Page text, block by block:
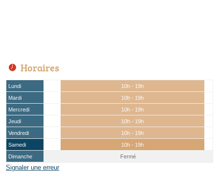
Horaires
Lundi
10h - 19h
Mardi
10h - 19h
Mercredi
10h - 19h
Jeudi
10h - 19h
Vendredi
10h - 19h
Samedi
10h - 19h
Dimanche
Fermé
Signaler une erreur